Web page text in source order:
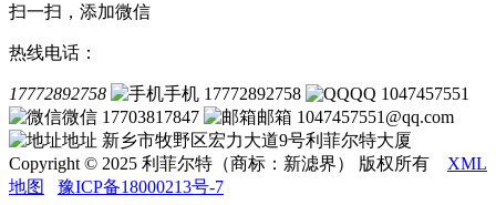
扫一扫，添加微信
热线电话：
17772892758 手机 17772892758
QQ 1047457551
微信 17703817847
邮箱 1047457551@qq.com
地址 新乡市牧野区宏力大道9号利菲尔特大厦
Copyright © 2025 利菲尔特（商标：新滤界） 版权所有 XML
地图
豫ICP备18000213号-7